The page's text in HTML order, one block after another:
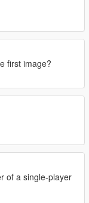
first image?
of a single-player